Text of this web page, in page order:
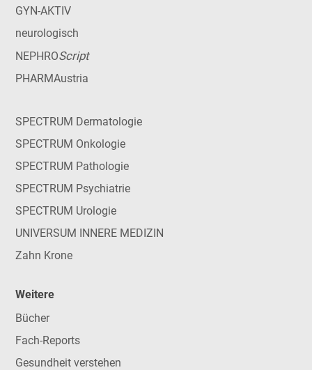
GYN-AKTIV
neurologisch
NEPHROScript
PHARMAustria
SPECTRUM Dermatologie
SPECTRUM Onkologie
SPECTRUM Pathologie
SPECTRUM Psychiatrie
SPECTRUM Urologie
UNIVERSUM INNERE MEDIZIN
Zahn Krone
Weitere
Bücher
Fach-Reports
Gesundheit verstehen